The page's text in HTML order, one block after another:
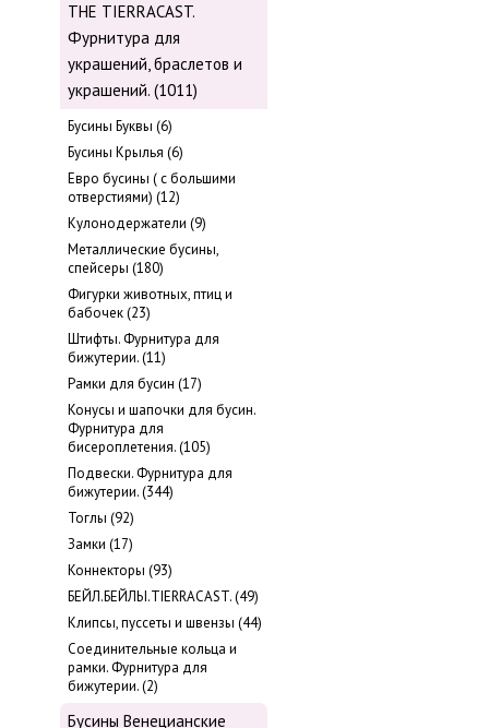
THE TIERRACAST.
Фурнитура для
украшений, браслетов и
украшений. (1011)
Бусины Буквы (6)
Бусины Крылья (6)
Евро бусины ( с большими
отверстиями) (12)
Кулонодержатели (9)
Металлические бусины,
cпейсеры (180)
Фигурки животных, птиц и
бабочек (23)
Штифты. Фурнитура для
бижутерии. (11)
Рамки для бусин (17)
Конусы и шапочки для бусин.
Фурнитура для
бисероплетения. (105)
Подвески. Фурнитура для
бижутерии. (344)
Тоглы (92)
Замки (17)
Коннекторы (93)
БЕЙЛ.БЕЙЛЫ.TIERRACAST. (49)
Клипсы, пуссеты и швензы (44)
Соединительные кольца и
рамки. Фурнитура для
бижутерии. (2)
Бусины Венецианские